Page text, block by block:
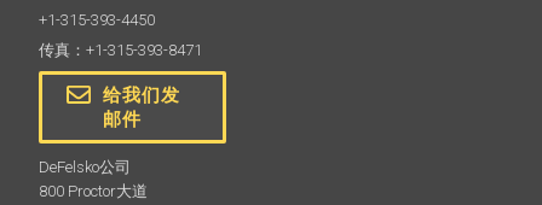
+1-315-393-4450
传真：+1-315-393-8471
给我们发
邮件
DeFelsko公司
800 Proctor大道